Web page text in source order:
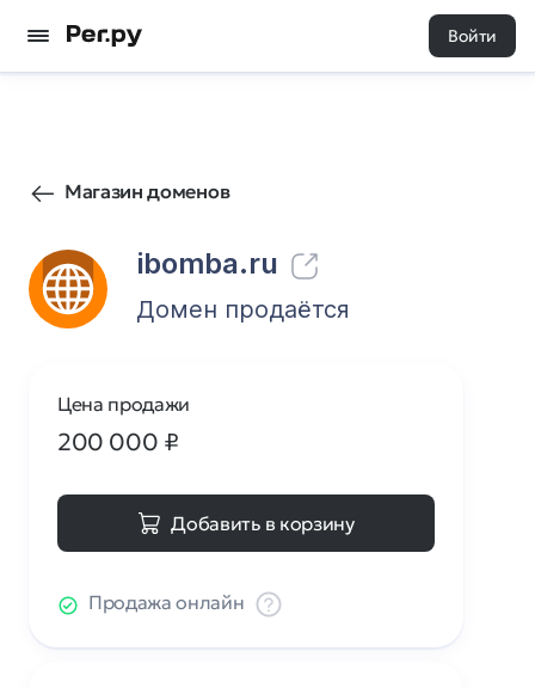
Войти
Магазин доменов
ibomba.ru
53 0
Домен продаётся
Цена продажи
200 000 ₽
Добавить в корзину
Продажа онлайн